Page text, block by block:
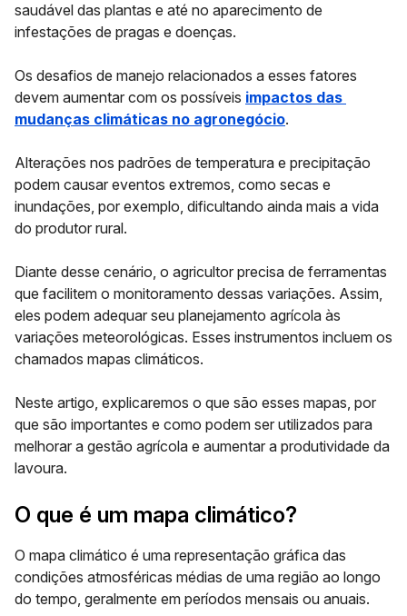
saudável das plantas e até no aparecimento de
infestações de pragas e doenças.
Os desafios de manejo relacionados a esses fatores
devem aumentar com os possíveis impactos das
mudanças climáticas no agronegócio.
Alterações nos padrões de temperatura e precipitação
podem causar eventos extremos, como secas e
inundações, por exemplo, dificultando ainda mais a vida
do produtor rural.
Diante desse cenário, o agricultor precisa de ferramentas
que facilitem o monitoramento dessas variações. Assim,
eles podem adequar seu planejamento agrícola às
variações meteorológicas. Esses instrumentos incluem os
chamados mapas climáticos.
Neste artigo, explicaremos o que são esses mapas, por
que são importantes e como podem ser utilizados para
melhorar a gestão agrícola e aumentar a produtividade da
lavoura.
O que é um mapa climático?
O mapa climático é uma representação gráfica das
condições atmosféricas médias de uma região ao longo
do tempo, geralmente em períodos mensais ou anuais.